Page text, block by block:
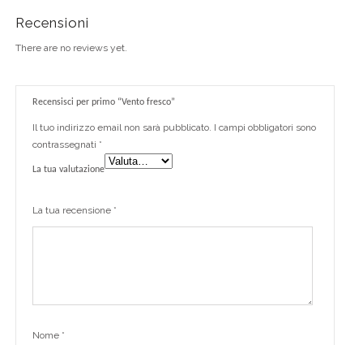
Recensioni
There are no reviews yet.
Recensisci per primo “Vento fresco”
Il tuo indirizzo email non sarà pubblicato. I campi obbligatori sono
contrassegnati *
La tua valutazione
La tua recensione *
Nome *